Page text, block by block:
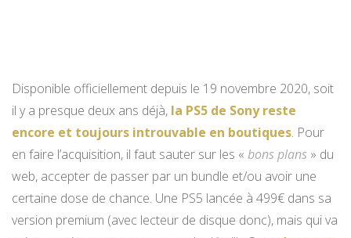
Disponible officiellement depuis le 19 novembre 2020, soit
il y a presque deux ans déjà, la PS5 de Sony reste
encore et toujours introuvable en boutiques. Pour
en faire l’acquisition, il faut sauter sur les « bons plans » du
web, accepter de passer par un bundle et/ou avoir une
certaine dose de chance. Une PS5 lancée à 499€ dans sa
version premium (avec lecteur de disque donc), mais qui va